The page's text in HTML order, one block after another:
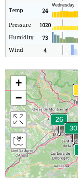
Temp
24
Pressure
1020
Humidity
73
Wind
4
+
−